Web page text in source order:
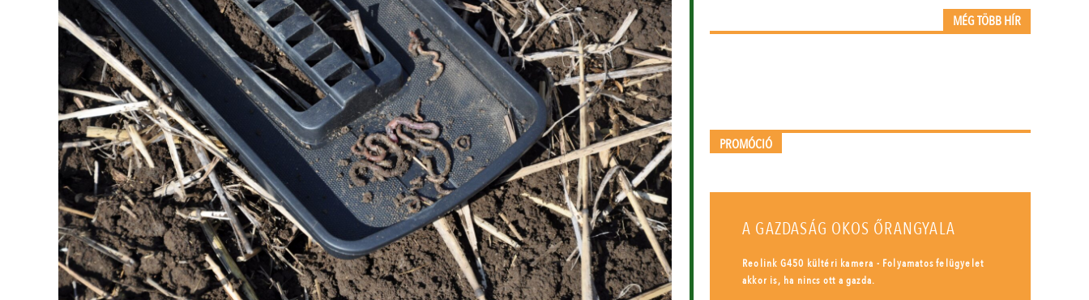
MÉG TÖBB HÍR
PROMÓCIÓ
A GAZDASÁG OKOS ŐRANGYALA
Reolink G450 kültéri kamera - Folyamatos felügyelet
akkor is, ha nincs ott a gazda.